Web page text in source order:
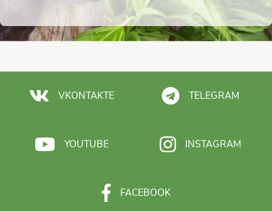
VKONTAKTE TELEGRAM
YOUTUBE INSTAGRAM
FACEBOOK